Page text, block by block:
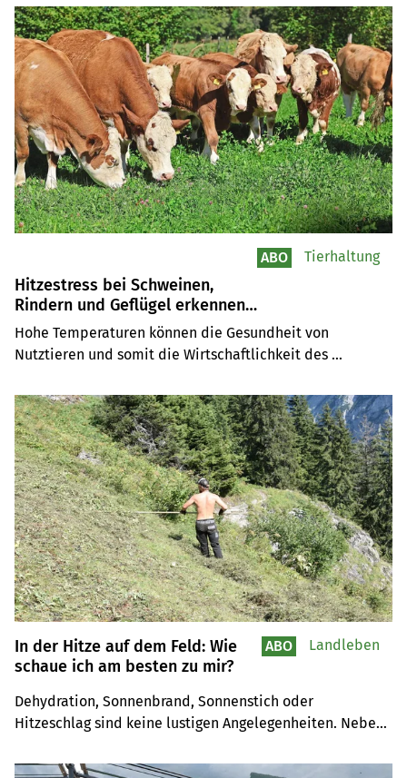
fühlen dem frischgebackenen Sieger auch mit ein paar
Fragen auf den Zahn.
Hitzestress bei Schweinen,
Rindern und Geflügel erkennen
und verhindern
Hohe Temperaturen können die Gesundheit von
Nutztieren und somit die Wirtschaftlichkeit des
Hitzestress beim Rindvieh, Schwein und Geflügel und wie
können TierhalterInnen ihre Tiere schützen?
ABO Tierhaltung
In der Hitze auf dem Feld: Wie
schaue ich am besten zu mir?
Dehydration, Sonnenbrand, Sonnenstich oder
Hitzeschlag sind keine lustigen Angelegenheiten. Neben
Landwirtinnen und Landwirte in jedem Fall genügend
ABO Landleben